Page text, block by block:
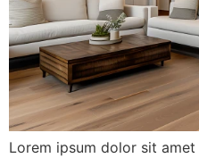
Lorem ipsum dolor sit